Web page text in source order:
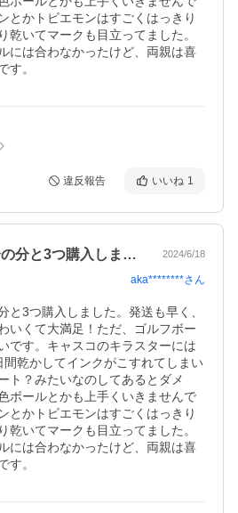
とかトビエモンはすごくはっきり
乾いてマークも目立ってました。
には合わなかったけど、両親は喜
す。
違反報告 いいね 1
両親に頼まれて自分の分と3つ購入しまし… 2024/6/18
aka********さん
と3つ購入しました。発送も早く、
いくて大満足！ただ、ゴルフボー
です。キャスコのキラスターには
間乾かしてインクがこすれてしまい
ト？みたいなのしてあるとダメ
ボールとかも上手くいきませんで
とかトビエモンはすごくはっきり
乾いてマークも目立ってました。
には合わなかったけど、両親は喜
す。